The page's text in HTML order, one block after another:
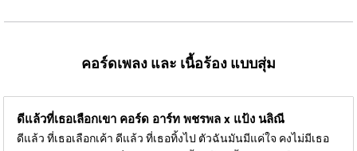
คอร์ดเพลง และ เนื้อร้อง แบบสุ่ม
ดีแล้วที่เธอเลือกเขา คอร์ด อาร์ท พชรพล x แป้ง นลิณี
ดีแล้ว ที่เธอเลือกเค้า ดีแล้ว ที่เธอทิ้งไป ตัวฉันมันมีแค่ใจ คงไม่มีเธอ